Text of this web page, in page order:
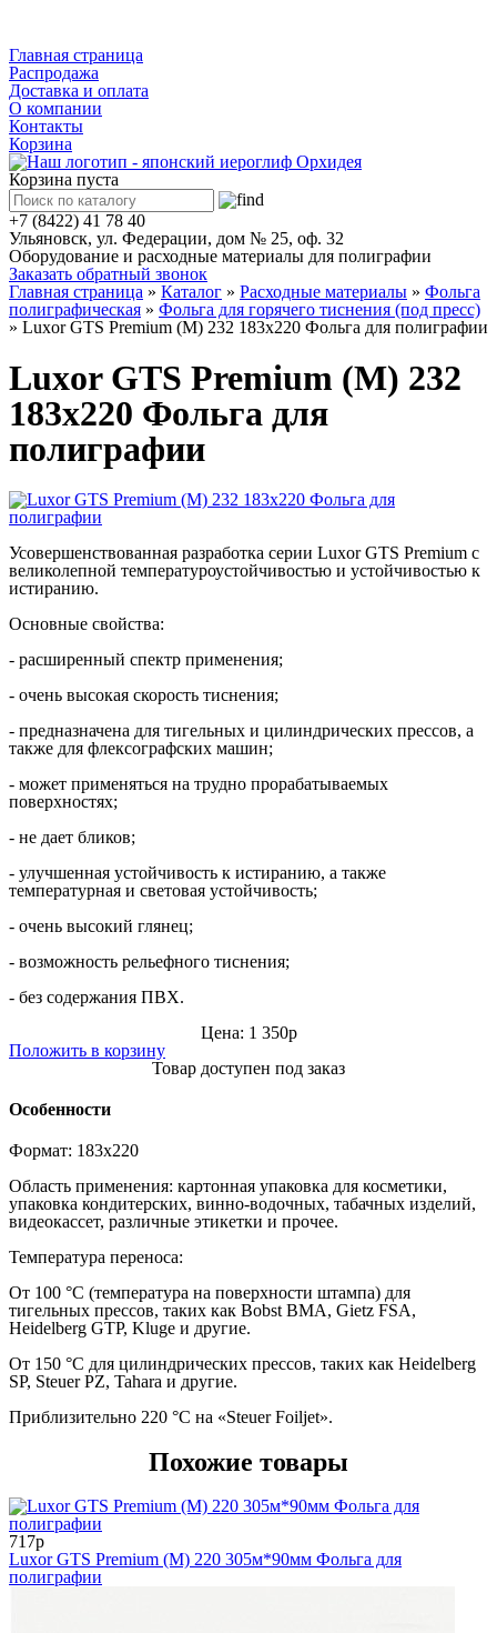
Главная страница
Распродажа
Доставка и оплата
О компании
Контакты
Корзина
Корзина пуста
+7 (8422) 41 78 40
Ульяновск, ул. Федерации, дом № 25, оф. 32
Оборудование и расходные материалы для полиграфии
Заказать обратный звонок
Главная страница » Каталог » Расходные материалы » Фольга
полиграфическая » Фольга для горячего тиснения (под пресс)
» Luxor GTS Premium (M) 232 183x220 Фольга для полиграфии
Luxor GTS Premium (M) 232
183x220 Фольга для
полиграфии
Усовершенствованная разработка серии Luxor GTS Premium с
великолепной температуроустойчивостью и устойчивостью к
истиранию.
Основные свойства:
- расширенный спектр применения;
- очень высокая скорость тиснения;
- предназначена для тигельных и цилиндрических прессов, а
также для флексографских машин;
- может применяться на трудно прорабатываемых
поверхностях;
- не дает бликов;
- улучшенная устойчивость к истиранию, а также
температурная и световая устойчивость;
- очень высокий глянец;
- возможность рельефного тиснения;
- без содержания ПВХ.
Цена: 1 350р
Положить в корзину
Товар доступен под заказ
Особенности
Формат: 183x220
Область применения: картонная упаковка для косметики,
упаковка кондитерских, винно-водочных, табачных изделий,
видеокассет, различные этикетки и прочее.
Температура переноса:
От 100 °С (температура на поверхности штампа) для
тигельных прессов, таких как Bobst BMA, Gietz FSA,
Heidelberg GTP, Kluge и другие.
От 150 °С для цилиндрических прессов, таких как Heidelberg
SP, Steuer PZ, Tahara и другие.
Приблизительно 220 °С на «Steuer Foiljet».
Похожие товары
717р
Luxor GTS Premium (M) 220 305м*90мм Фольга для
полиграфии